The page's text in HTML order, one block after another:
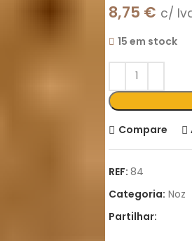
8,75 € c/
15 em stock
Compare
REF: 84
Categoria: Noz
Partilhar: